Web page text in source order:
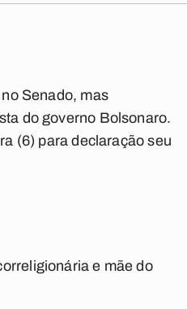
Senado, mas
do governo Bolsonaro.
(6) para declaração seu
e mãe do